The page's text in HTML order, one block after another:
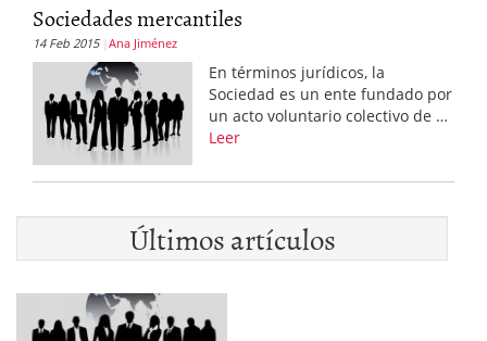
Sociedades mercantiles
14 Feb 2015 Ana Jiménez
En términos jurídicos, la
Sociedad es un ente fundado por
un acto voluntario colectivo de …
Leer
Últimos artículos